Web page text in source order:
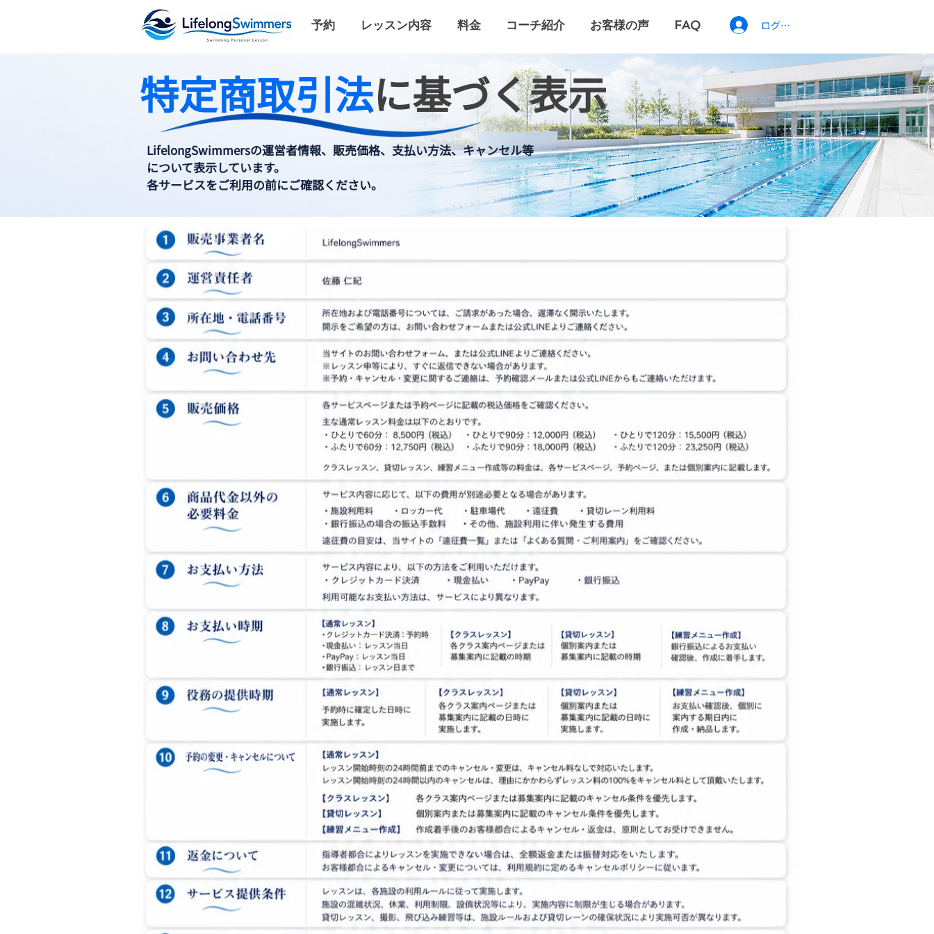
予約 レッスン内容 料金 コーチ紹介 お客様の声 FAQ ログイン
特定商取引法に基づく表示
LifelongSwimmersの運営者情報、販売価格、支払い方法、キャンセル等
について表示しています。
各サービスをご利用の前にご確認ください。